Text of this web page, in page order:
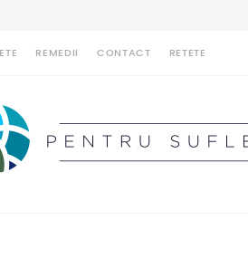
REMEDII CONTACT RETETE